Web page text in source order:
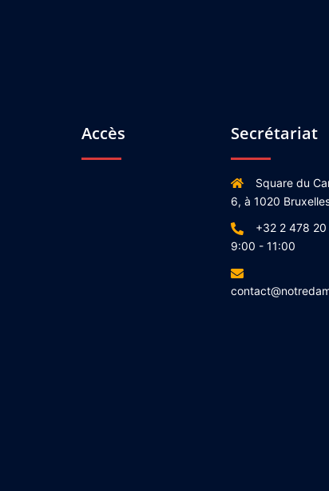
Accès Secrétariat
Square du
6, à 1020
+32 2 478 20
9:00 - 11:00